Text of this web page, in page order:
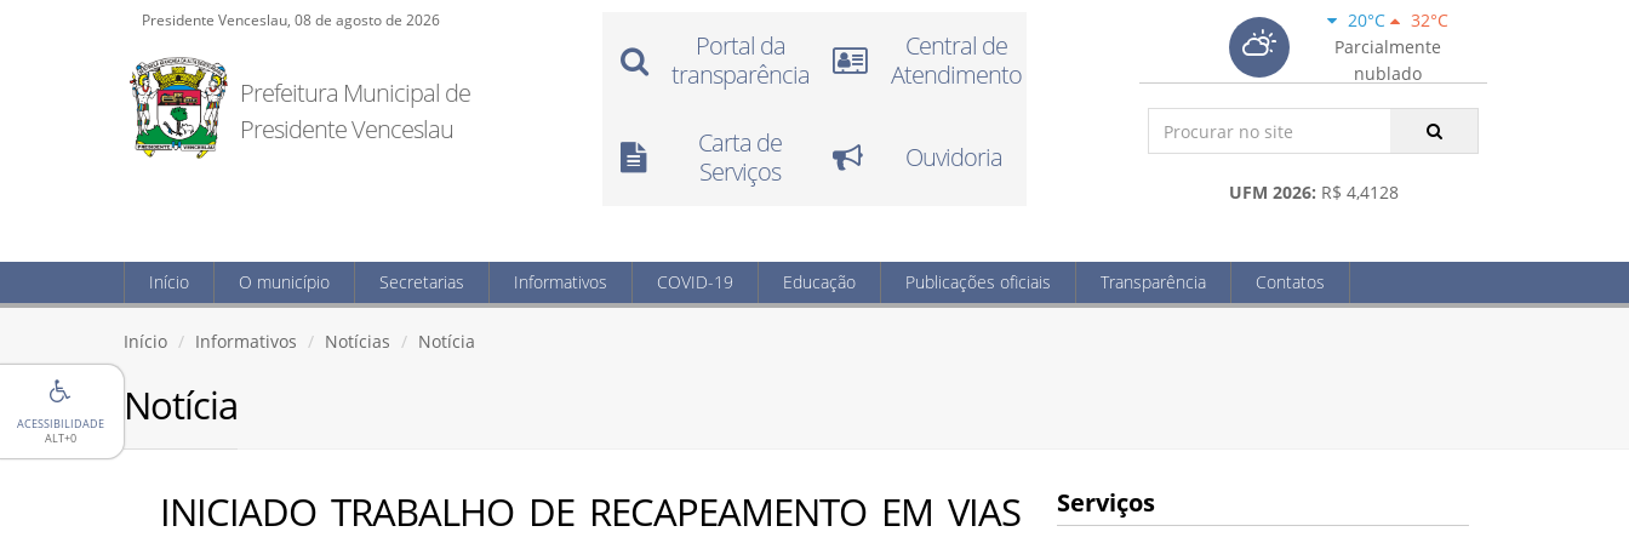
ACESSIBILIDADE
ALT+0
Presidente Venceslau, 08 de agosto de 2026
Prefeitura Municipal de
Presidente Venceslau
Portal da
transparência
Central de
Atendimento
Carta de
Serviços
Ouvidoria
20°C
32°C
Parcialmente
nublado
UFM 2026: R$ 4,4128
Início O município Secretarias Informativos COVID-19 Educação Publicações oficiais Transparência Contatos
Início Informativos Notícias Notícia
Notícia
INICIADO TRABALHO DE RECAPEAMENTO EM VIAS
Serviços